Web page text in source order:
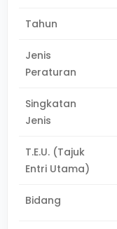
Tahun
Jenis
Peraturan
Singkatan
Jenis
T.E.U. (Tajuk
Entri Utama)
Bidang